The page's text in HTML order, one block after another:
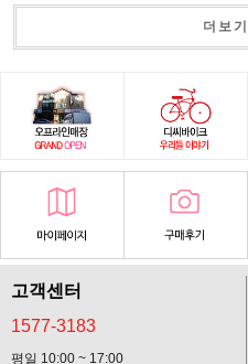
더보기
고객센터
1577-3183
평일 10:00 ~ 17:00